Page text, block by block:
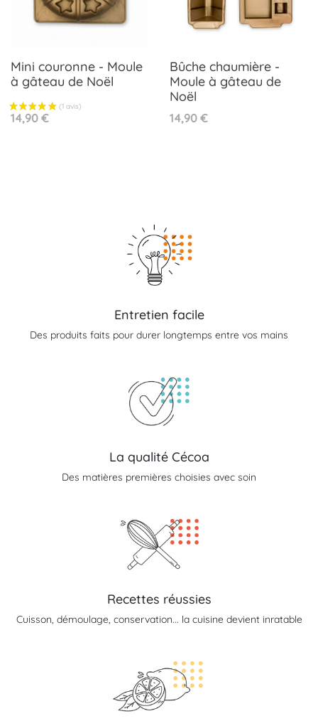
Mini couronne - Moule
à gâteau de Noël
Prix
14,90 €
Bûche chaumière -
Moule à gâteau de
Noël
Prix
14,90 €
Entretien facile
Des produits faits pour durer longtemps entre vos mains
La qualité Cécoa
Des matières premières choisies avec soin
Recettes réussies
Cuisson, démoulage, conservation... la cuisine devient inratable